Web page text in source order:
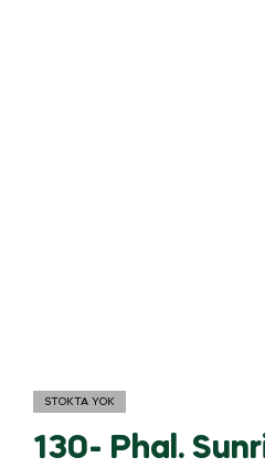
STOKTA YOK
130- Phal.